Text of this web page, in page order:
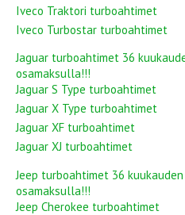
Iveco Traktori turboahtimet
Iveco Turbostar turboahtimet
Jaguar turboahtimet 36
osamaksulla!!!
Jaguar S Type turboahtimet
Jaguar X Type turboahtimet
Jaguar XF turboahtimet
Jaguar XJ turboahtimet
Jeep turboahtimet 36
osamaksulla!!!
Jeep Cherokee turboahtimet